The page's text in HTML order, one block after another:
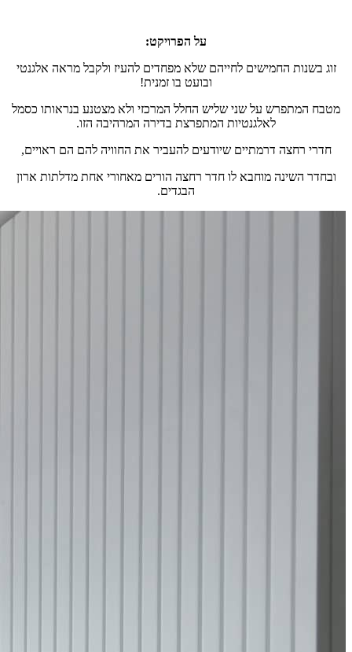
על הפרויקט:
זוג בשנות החמישים לחייהם שלא מפחדים להעיז ולקבל מראה אלגנטי
ובועט בו זמנית!
מטבח המתפרש על שני שליש החלל המרכזי ולא מצטנע בנראותו כסמל
לאלגנטיות המתפרצת בדירה המרהיבה הזו.
חדרי רחצה דרמתיים שיודעים להעביר את החוויה להם הם ראויים,
ובחדר השינה מוחבא לו חדר רחצה הורים מאחורי אחת מדלתות ארון
הבגדים.